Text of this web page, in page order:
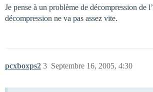
Je pense à un problème de décompression de
décompression ne va pas assez vite.
pcxboxps2 Septembre 16, 2005, 4:30
3